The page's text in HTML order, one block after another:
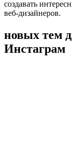
создавать
веб-дизайнеров.
новых тем
Инстаграм